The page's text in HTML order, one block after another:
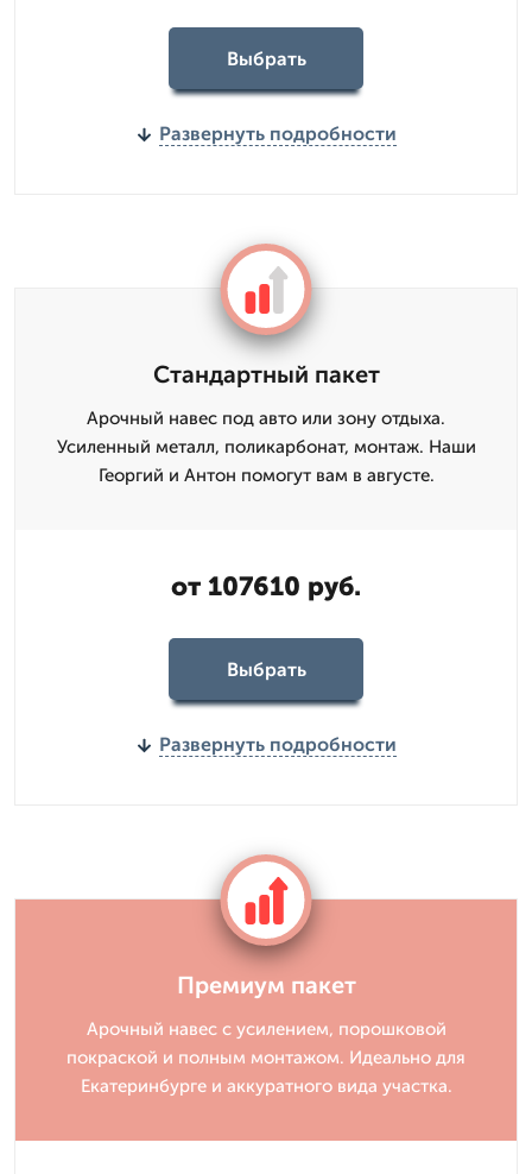
Выбрать
Развернуть подробности
Стандартный пакет
Арочный навес под авто или зону отдыха.
Усиленный металл, поликарбонат, монтаж. Наши
Георгий и Антон помогут вам в августе.
от 107610 руб.
Выбрать
Развернуть подробности
Премиум пакет
Арочный навес с усилением, порошковой
покраской и полным монтажом. Идеально для
Екатеринбурге и аккуратного вида участка.